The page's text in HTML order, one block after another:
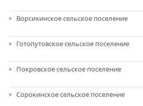
Ворсихинское сельское поселение
Готопутовское сельское поселение
Покровское сельское поселение
Сорокинское сельское поселение